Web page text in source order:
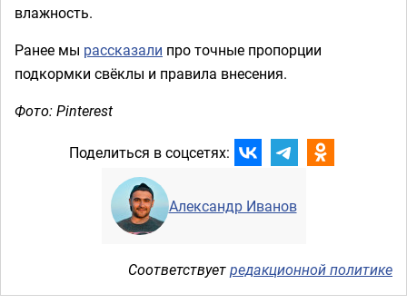
влажность.
Ранее мы рассказали про точные пропорции
подкормки свёклы и правила внесения.
Фото: Pinterest
Поделиться в соцсетях:
Александр Иванов
Соответствуетредакционной политике